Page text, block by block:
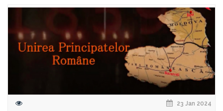
23 Jan 2024